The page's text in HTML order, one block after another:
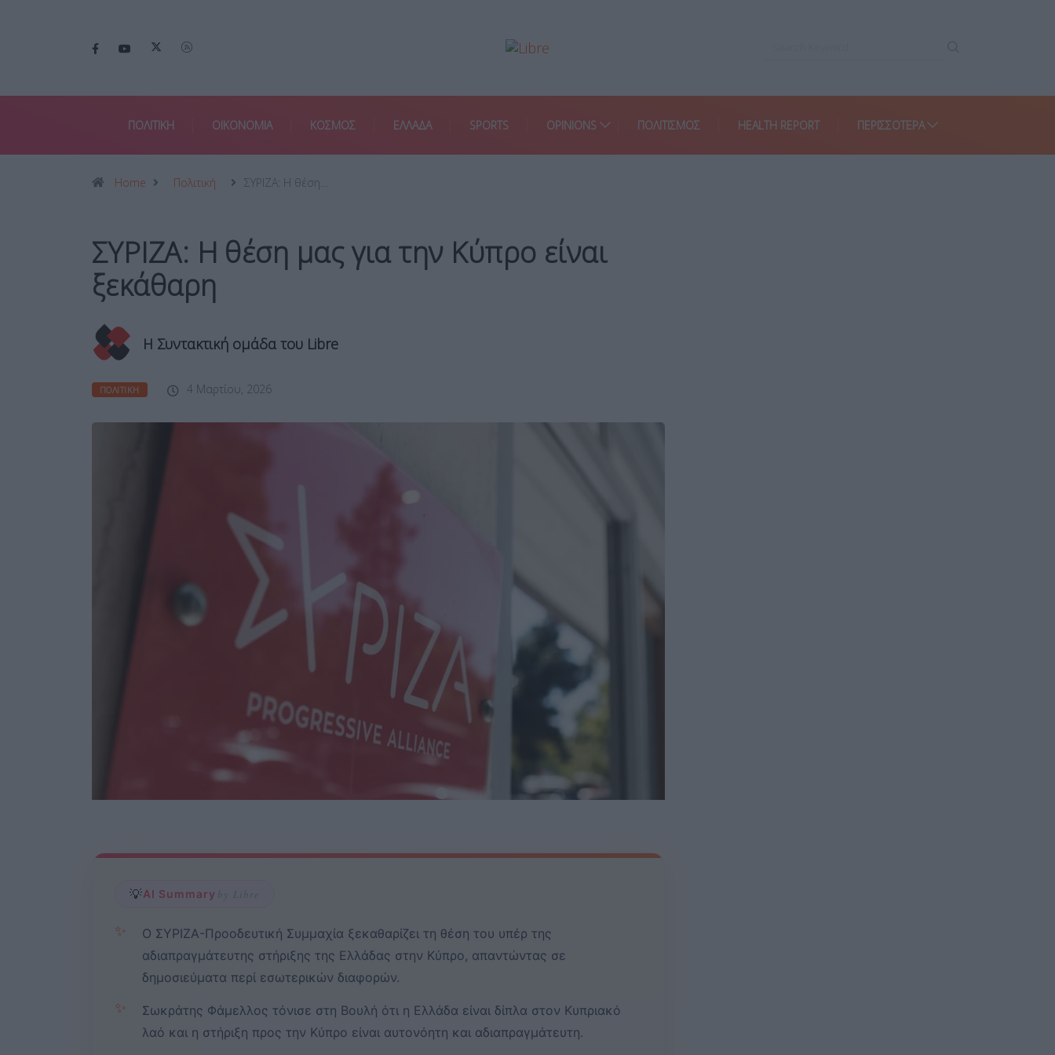
ΠΟΛΙΤΙΚΗ ΟΙΚΟΝΟΜΙΑ ΚΟΣΜΟΣ ΕΛΛΑΔΑ SPORTS OPINIONS ΠΟΛΙΤΙΣΜΟΣ HEALTH REPORT ΠΕΡΙΣΣΌΤΕΡΑ
Home Πολιτική ΣΥΡΙΖΑ: Η θέση…
ΣΥΡΙΖΑ: Η θέση μας για την Κύπρο είναι
ξεκάθαρη
Η Συντακτική ομάδα του Libre
ΠΟΛΙΤΙΚΉ 4 Μαρτίου, 2026
💡AI Summary by Libre
✨
Ο ΣΥΡΙΖΑ-Προοδευτική Συμμαχία ξεκαθαρίζει τη θέση του υπέρ της
αδιαπραγμάτευτης στήριξης της Ελλάδας στην Κύπρο, απαντώντας σε
δημοσιεύματα περί εσωτερικών διαφορών.
✨
Σωκράτης Φάμελλος τόνισε στη Βουλή ότι η Ελλάδα είναι δίπλα στον Κυπριακό
λαό και η στήριξη προς την Κύπρο είναι αυτονόητη και αδιαπραγμάτευτη.